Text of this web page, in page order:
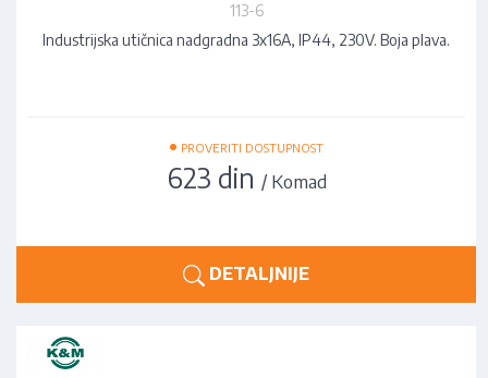
113-6
Industrijska utičnica nadgradna 3x16A, IP44, 230V. Boja plava.
• PROVERITI DOSTUPNOST
623 din / Komad
DETALJNIJE